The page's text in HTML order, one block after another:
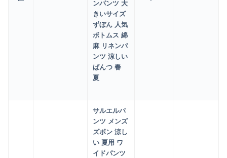
ンパンツ 大
きいサイズ
ずぼん 人気
ボトムス 綿
麻 リネンパ
ンツ 涼しい
ぱんつ 春
夏
サルエルパ
ンツ メンズ
ズボン 涼し
い 夏用 ワ
イドパンツ